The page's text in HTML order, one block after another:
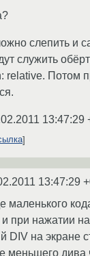
слепить и
служить
relative. Потом
13:47:29
13:47:29
маленького
при нажатии
DIV на экране
меньшего